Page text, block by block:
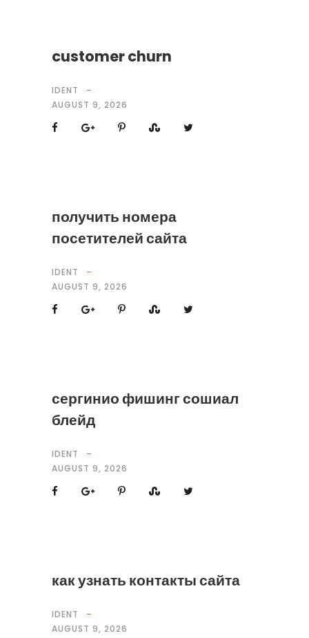
customer churn
IDENT
AUGUST 9, 2026
получить номера
посетителей сайта
IDENT
AUGUST 9, 2026
сергинио фишинг сошиал
блейд
IDENT
AUGUST 9, 2026
как узнать контакты сайта
IDENT
AUGUST 9, 2026